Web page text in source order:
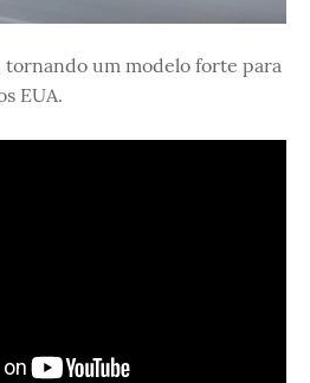
tornando um modelo forte para
EUA.